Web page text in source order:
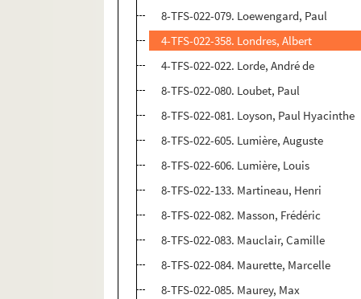
8-TFS-022-079. Loewengard, Paul
4-TFS-022-358. Londres, Albert
4-TFS-022-022. Lorde, André de
8-TFS-022-080. Loubet, Paul
8-TFS-022-081. Loyson, Paul Hyacinthe
8-TFS-022-605. Lumière, Auguste
8-TFS-022-606. Lumière, Louis
8-TFS-022-133. Martineau, Henri
8-TFS-022-082. Masson, Frédéric
8-TFS-022-083. Mauclair, Camille
8-TFS-022-084. Maurette, Marcelle
8-TFS-022-085. Maurey, Max